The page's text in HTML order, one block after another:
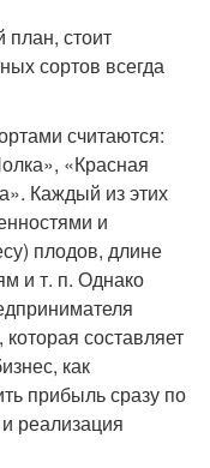
стоит
сортов всегда
считаются:
«Красная
Каждый из этих
и
плодов, длине
и т. п. Однако
составляет
как
прибыль сразу по
реализация